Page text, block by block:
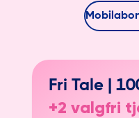
Fri Tale |
+2 valgfri